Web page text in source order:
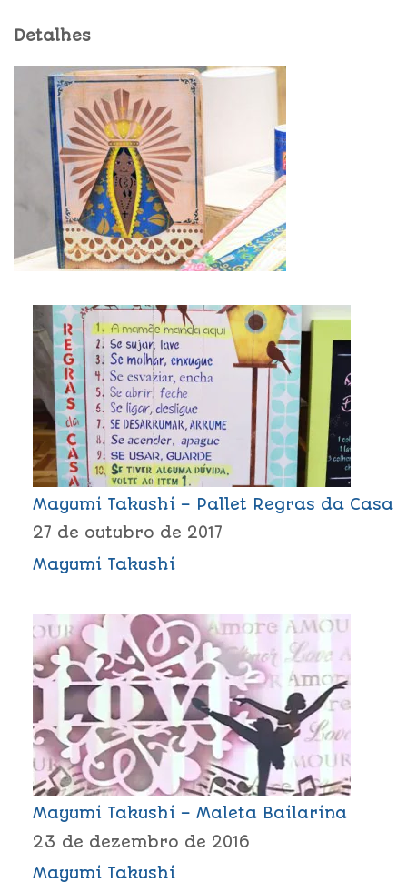
Detalhes
Mayumi Takushi – Pallet Regras da Casa
27 de outubro de 2017
Mayumi Takushi
Mayumi Takushi – Maleta Bailarina
23 de dezembro de 2016
Mayumi Takushi